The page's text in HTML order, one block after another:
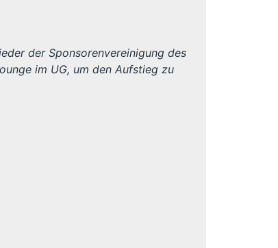
der Sponsorenvereinigung des
im UG, um den Aufstieg zu